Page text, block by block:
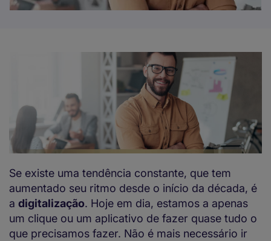
Se existe uma tendência constante, que tem
aumentado seu ritmo desde o início da década, é
a digitalização. Hoje em dia, estamos a apenas
um clique ou um aplicativo de fazer quase tudo o
que precisamos fazer. Não é mais necessário ir